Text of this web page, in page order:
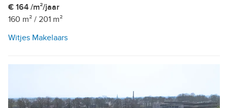
€ 164 /m²/jaar
160 m² / 201 m²
Witjes Makelaars